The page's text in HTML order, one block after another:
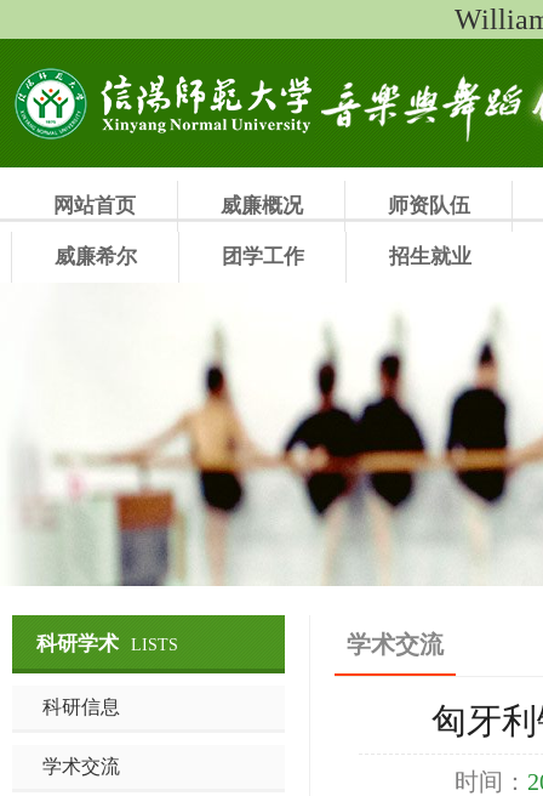
网站首页 威廉概况 师资队伍
威廉希尔 团学工作 招生就业
科研学术 LISTS
科研信息
学术交流
学术交流
匈牙
时间：